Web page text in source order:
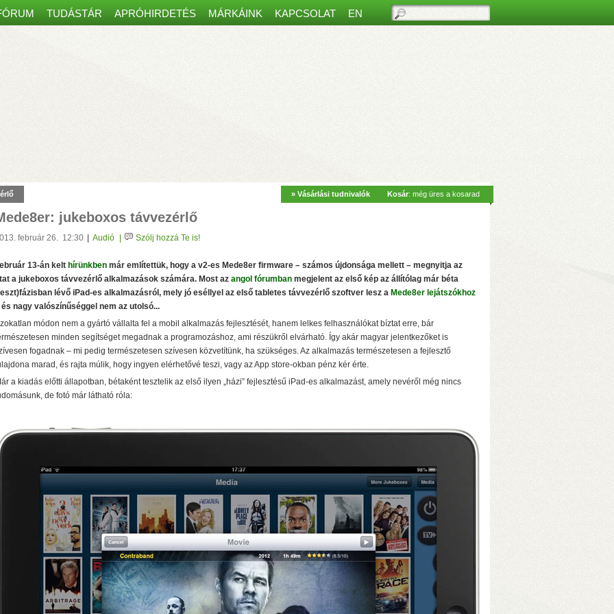
TUDÁSTÁR APRÓHIRDETÉS MÁRKÁINK KAPCSOLAT EN
000 Ft kedvezménnyel!
– 7” átmérőjű színes képernyős beltéri monitorral
– Hívásfogadás
8 mobiltelefonon, tableten is
– Amazon Alexa, Google Home és Siri hangvezérlés
– 2-vezetékes
egy régi ajtócsengő
kábelei is elegendőek lehetnek
A TerraMaster-nél immár ez a minimum!
425 és F4-425 NAS-szerverek: • Intel processzor (hardveres transzkódolás!)
• 4 GB RAM
GB-ig bővíthető!) • 2,5 Gbit-es ethernet (+ SMB dual channel)
Plusz teljesítmény komolyabb feladatokhoz!
F2-425 Plus és F4-425 Plus: • Intel processzor (hardveres transzkódolás!) • 8/16 GB RAM
(32 GB-ig bővíthető!) • 2×5 GBit-es ethernet (+ SMB dual channel)
• 2×M.2 SSD-foglalat
(tárhely és/vagy cache)
» Vásárlási tudnivalók Kosár: még üres a kosarad
jukeboxos távvezérlő
február 26. 12:30 Audió Szólj hozzá Te is!
13-án kelt hírünkbenmár említettük, hogy a v2-es Mede8er firmware – számos újdonsága mellett – megnyitja az
a jukeboxos távvezérlő alkalmazások számára. Most az angol fórumbanmegjelent az első kép az állítólag már béta
lévő iPad-es alkalmazásról, mely jó eséllyel az első tabletes távvezérlő szoftver lesz a Mede8er lejátszókhoz
és nagy valószínűséggel nem az utolsó...
módon nem a gyártó vállalta fel a mobil alkalmazás fejlesztését, hanem lelkes felhasználókat bíztat erre, bár
minden segítséget megadnak a programozáshoz, ami részükről elvárható. Így akár magyar jelentkezőket is
fogadnak – mi pedig természetesen szívesen közvetítünk, ha szükséges. Az alkalmazás természetesen a fejlesztő
marad, és rajta múlik, hogy ingyen elérhetővé teszi, vagy az App store-okban pénz kér érte.
a kiadás előtti állapotban, bétaként tesztelik az első ilyen „házi” fejlesztésű iPad-es alkalmazást, amely nevéről még nincs
de fotó már látható róla: